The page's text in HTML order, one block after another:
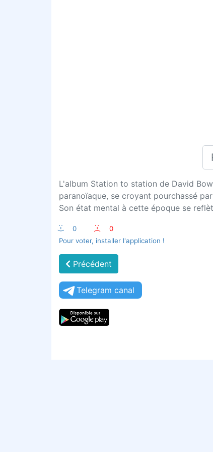
L'album Station to station de David
paranoïaque, se croyant pourchassé
Son état mental à cette époque se
:-) 0 :-(
0
Pour voter, installer l'application !
Précédent
Telegram canal